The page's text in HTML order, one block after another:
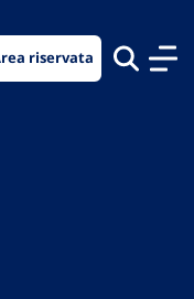
riservata